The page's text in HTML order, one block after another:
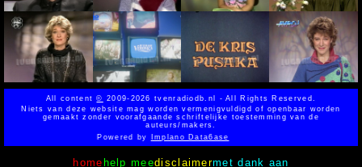
All content© 2009-2026 tvenradiodb.nl - All Rights Reserved.
Niets van deze website mag worden vermenigvuldigd of openbaar worden
gemaakt zonder voorafgaande schriftelijke toestemming van de
auteurs/makers.
Powered byImplano Data6ase
home help meedisclaimermet dank aan